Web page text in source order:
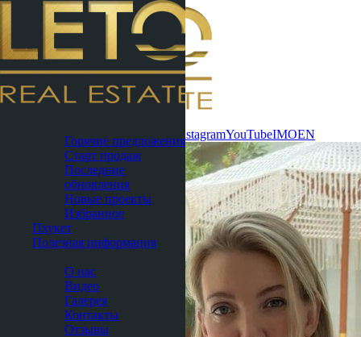
WhatsApp InstagramYouTubeIMOEN
Горячие предложения
Старт продаж
Последние
обновления
Новые проекты
Избранное
Пхукет
Полезная информация
О нас
Видео
Галерея
Контакты
Отзывы